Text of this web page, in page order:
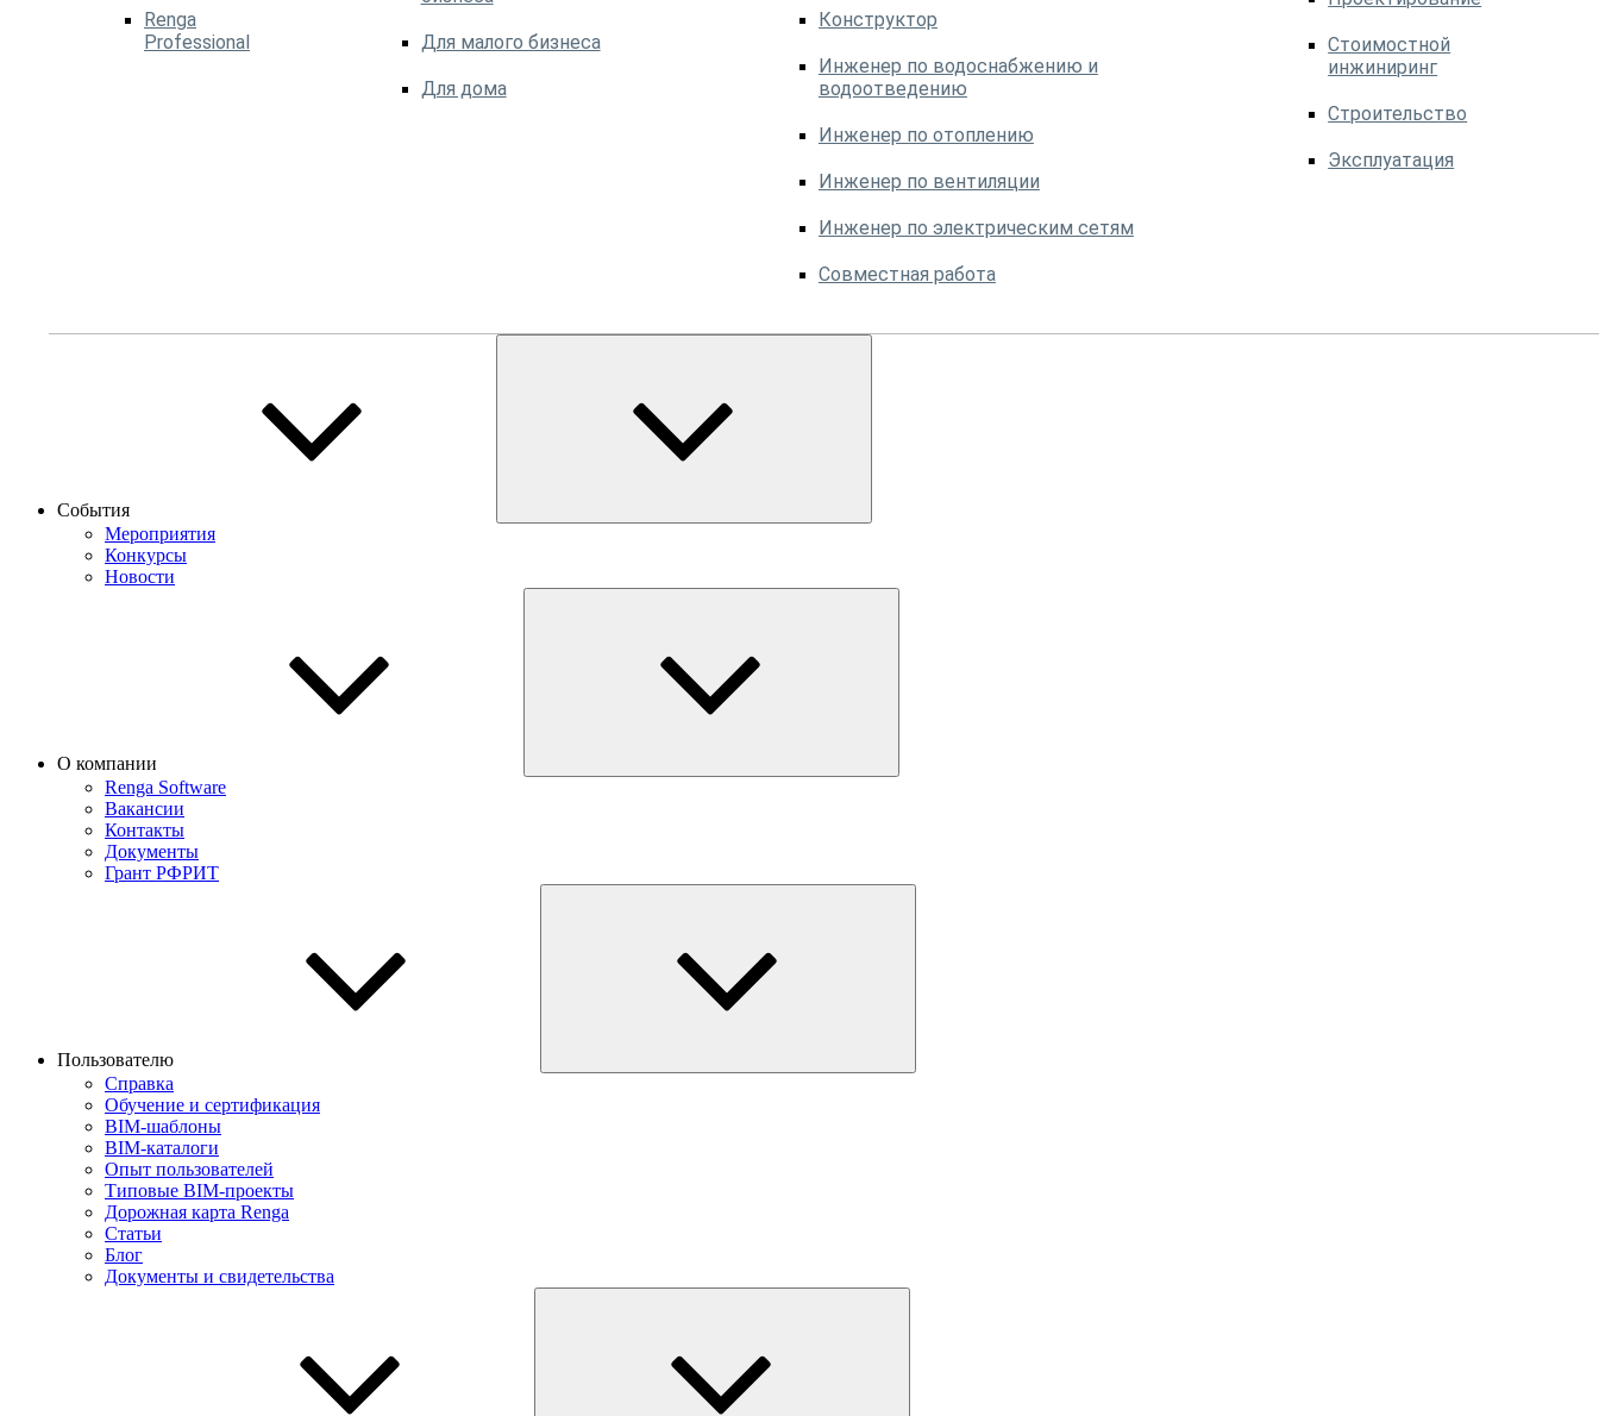
Renga
Professional
Для малого бизнеса
Для дома
Конструктор
Инженер по водоснабжению и
водоотведению
Инженер по отоплению
Инженер по вентиляции
Инженер по электрическим сетям
Совместная работа
Стоимостной
инжиниринг
Строительство
Эксплуатация
События
Мероприятия
Конкурсы
Новости
О компании
Renga Software
Вакансии
Контакты
Документы
Грант РФРИТ
Пользователю
Справка
Обучение и сертификация
BIM-шаблоны
BIM-каталоги
Опыт пользователей
Типовые BIM-проекты
Дорожная карта Renga
Статьи
Блог
Документы и свидетельства